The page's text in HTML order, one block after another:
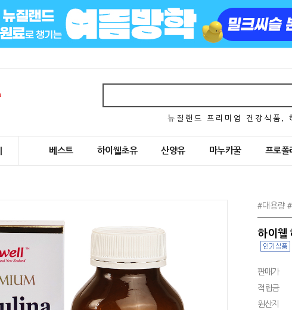
뉴 질 랜 드 프 리 미 엄 건 강 식 품 ,
베스트 하이웰초유 산양유 마누카꿀 프로폴
#대용량
하이웰
판매가
적립금
원산지